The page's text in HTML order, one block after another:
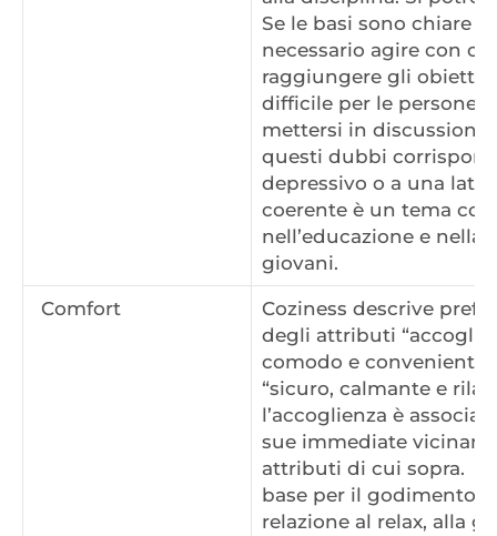
Se le basi sono chiare e
necessario agire con
raggiungere gli
difficile per le persone
mettersi in
questi dubbi
depressivo o a una
coerente è un tema
nell’educazione e
giovani.
Comfort
Coziness descrive
degli attributi
comodo e
“sicuro, calmante e
l’accoglienza è
sue immediate
attributi di cui sopra.
base per il godimento
relazione al relax, alla